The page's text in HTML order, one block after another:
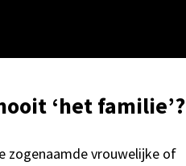
‘het familie’?
zogenaamde vrouwelijke of